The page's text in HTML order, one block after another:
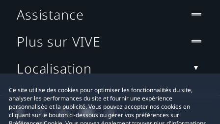
Ce site utilise des cookies pour optimiser les fonctionnalités du site,
analyser les performances du site et fournir une expérience
personnalisée et la publicité. Vous pouvez accepter nos cookies en
cliquant sur le bouton ci-dessous ou gérer vos préférences sur
Assistance
Plus sur VIVE
Localisation